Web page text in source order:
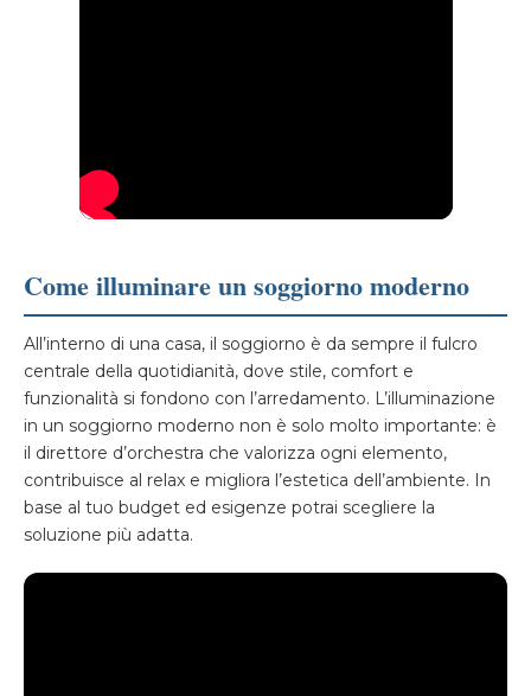
Come illuminare un soggiorno moderno
All’interno di una casa, il soggiorno è da sempre il fulcro
centrale della quotidianità, dove stile, comfort e
funzionalità si fondono con l’arredamento. L’illuminazione
in un soggiorno moderno non è solo molto importante: è
il direttore d’orchestra che valorizza ogni elemento,
contribuisce al relax e migliora l’estetica dell’ambiente. In
base al tuo budget ed esigenze potrai scegliere la
soluzione più adatta.